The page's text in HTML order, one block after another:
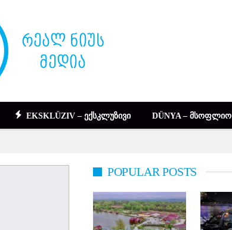
EKSKLÜZIV – ᲔᲥᲡᲙᲚᲣᲖᲘᲕᲘ DÜNYA – ᲛᲡᲝᲤᲚᲘᲝ
POPULAR POSTS